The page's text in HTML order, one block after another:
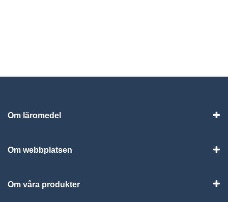
Om läromedel
Om webbplatsen
Om våra produkter